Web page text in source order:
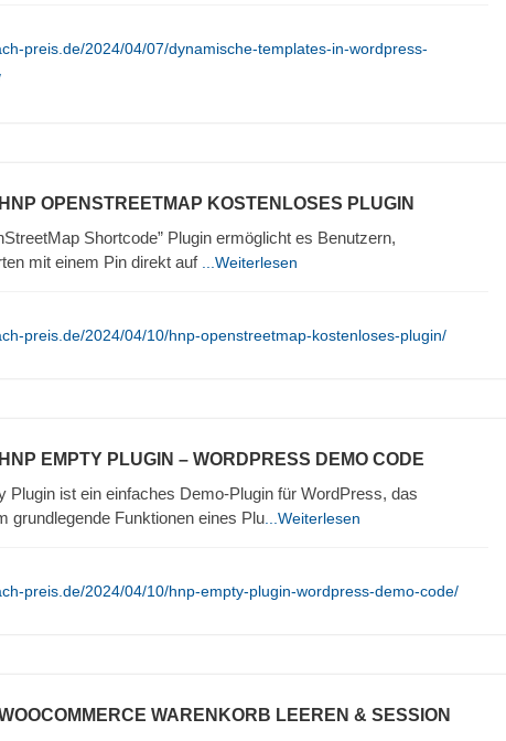
preis.de/2024/04/07/dynamische-templates-in-wordpress-
OPENSTREETMAP KOSTENLOSES PLUGIN
Shortcode” Plugin ermöglicht es Benutzern,
mit einem Pin direkt auf
...Weiterlesen
preis.de/2024/04/10/hnp-openstreetmap-kostenloses-plugin/
EMPTY PLUGIN – WORDPRESS DEMO CODE
Plugin ist ein einfaches Demo-Plugin für WordPress, das
grundlegende Funktionen eines Plu ...Weiterlesen
preis.de/2024/04/10/hnp-empty-plugin-wordpress-demo-code/
WARENKORB LEEREN & SESSION